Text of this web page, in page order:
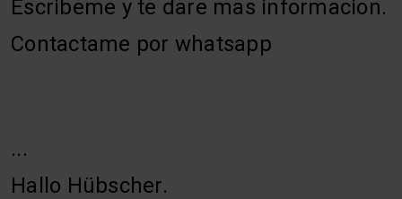
Escribeme y te dare mas informacion.
Contactame por whatsapp
...
Hallo Hübscher.